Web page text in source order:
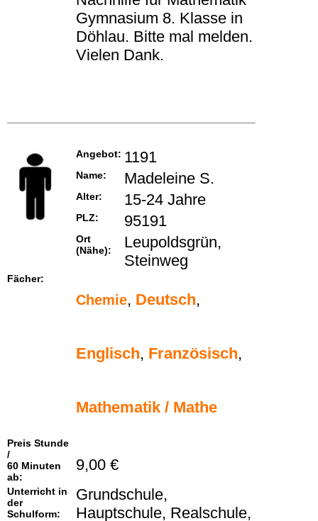
Gymnasium 8. Klasse in
Döhlau. Bitte mal melden.
Vielen Dank.
Angebot: 1191
Name: Madeleine S.
Alter: 15-24 Jahre
PLZ: 95191
Ort
(Nähe):
Leupoldsgrün,
Steinweg
Fächer:
Chemie, Deutsch,
Englisch, Französisch,
Mathematik / Mathe
Preis Stunde
/
60 Minuten
ab:
9,00 €
Unterricht in
der
Schulform:
Grundschule,
Hauptschule, Realschule,